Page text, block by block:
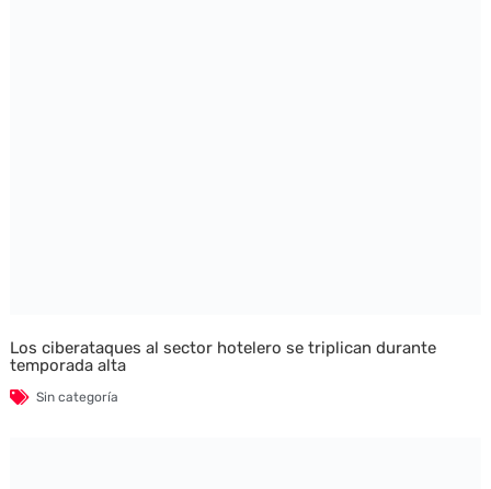
Los ciberataques al sector hotelero se triplican durante
temporada alta
Sin categoría